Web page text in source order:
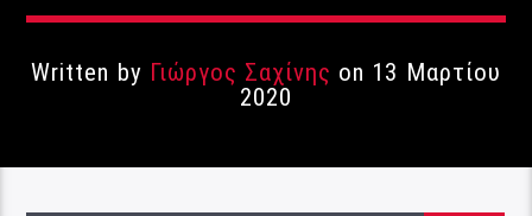
Written by Γιώργος Σαχίνης on 13 Μαρτίου
2020